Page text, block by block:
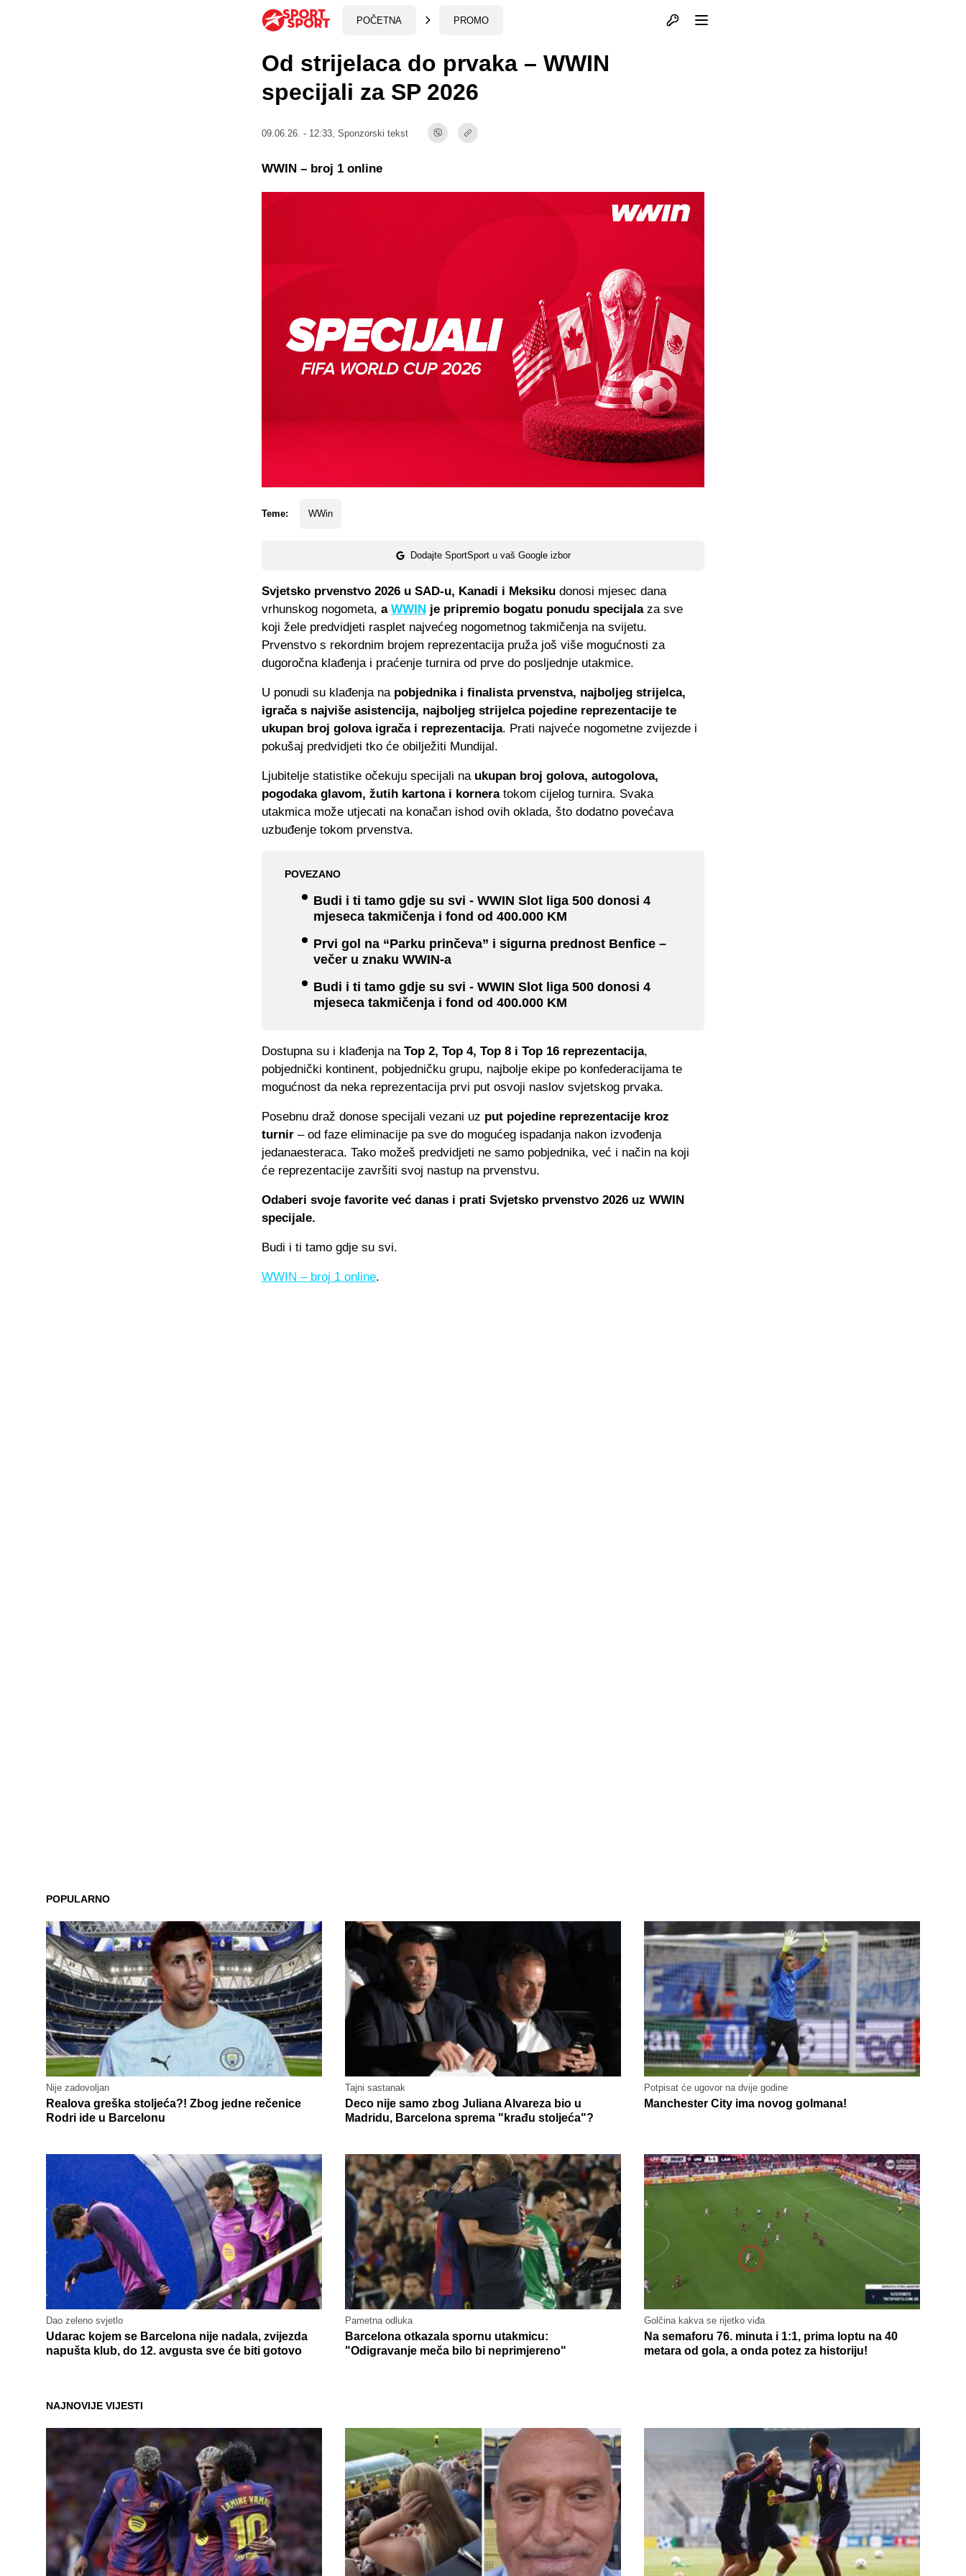
POČETNA PROMO Otvori profil
Od strijelaca do prvaka – WWIN
specijali za SP 2026
09.06.26. - 12:33, Sponzorski tekst
Teme: WWin
Dodajte SportSport u vaš Google izbor
WWIN – broj 1 online
Svjetsko prvenstvo 2026 u SAD-u, Kanadi i Meksiku donosi mjesec dana
vrhunskog nogometa, a WWIN je pripremio bogatu ponudu specijalaza sve
koji žele predvidjeti rasplet najvećeg nogometnog takmičenja na svijetu.
Prvenstvo s rekordnim brojem reprezentacija pruža još više mogućnosti za
dugoročna klađenja i praćenje turnira od prve do posljednje utakmice.
U ponudi su klađenja na pobjednika i finalista prvenstva, najboljeg strijelca,
igrača s najviše asistencija, najboljeg strijelca pojedine reprezentacije te
ukupan broj golova igrača i reprezentacija. Prati najveće nogometne zvijezde i
pokušaj predvidjeti tko će obilježiti Mundijal.
Ljubitelje statistike očekuju specijali na ukupan broj golova, autogolova,
pogodaka glavom, žutih kartona i korneratokom cijelog turnira. Svaka
utakmica može utjecati na konačan ishod ovih oklada, što dodatno povećava
uzbuđenje tokom prvenstva.
POVEZANO
Budi i ti tamo gdje su svi - WWIN Slot liga 500 donosi 4
mjeseca takmičenja i fond od 400.000 KM
Prvi gol na “Parku prinčeva” i sigurna prednost Benfice –
večer u znaku WWIN-a
Budi i ti tamo gdje su svi - WWIN Slot liga 500 donosi 4
mjeseca takmičenja i fond od 400.000 KM
Dostupna su i klađenja na Top 2, Top 4, Top 8 i Top 16 reprezentacija,
pobjednički kontinent, pobjedničku grupu, najbolje ekipe po konfederacijama te
mogućnost da neka reprezentacija prvi put osvoji naslov svjetskog prvaka.
Posebnu draž donose specijali vezani uz put pojedine reprezentacije kroz
turnir – od faze eliminacije pa sve do mogućeg ispadanja nakon izvođenja
jedanaesteraca. Tako možeš predvidjeti ne samo pobjednika, već i način na koji
će reprezentacije završiti svoj nastup na prvenstvu.
Odaberi svoje favorite već danas i prati Svjetsko prvenstvo 2026 uz WWIN
specijale.
Budi i ti tamo gdje su svi.
WWIN – broj 1 online.
POPULARNO
Nije zadovoljan
Realova greška stoljeća?! Zbog jedne rečenice
Rodri ide u Barcelonu
Tajni sastanak
Deco nije samo zbog Juliana Alvareza bio u
Madridu, Barcelona sprema "krađu stoljeća"?
Potpisat će ugovor na dvije godine
Manchester City ima novog golmana!
Dao zeleno svjetlo
Udarac kojem se Barcelona nije nadala, zvijezda
napušta klub, do 12. avgusta sve će biti gotovo
Pametna odluka
Barcelona otkazala spornu utakmicu:
"Odigravanje meča bilo bi neprimjereno"
Golčina kakva se rijetko viđa
Na semaforu 76. minuta i 1:1, prima loptu na 40
metara od gola, a onda potez za historiju!
NAJNOVIJE VIJESTI